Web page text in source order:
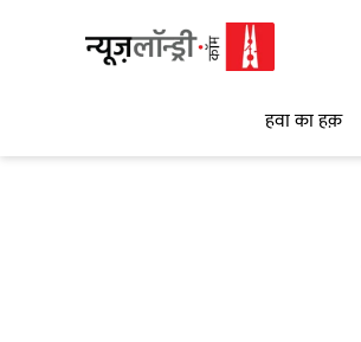
हवा का हक़